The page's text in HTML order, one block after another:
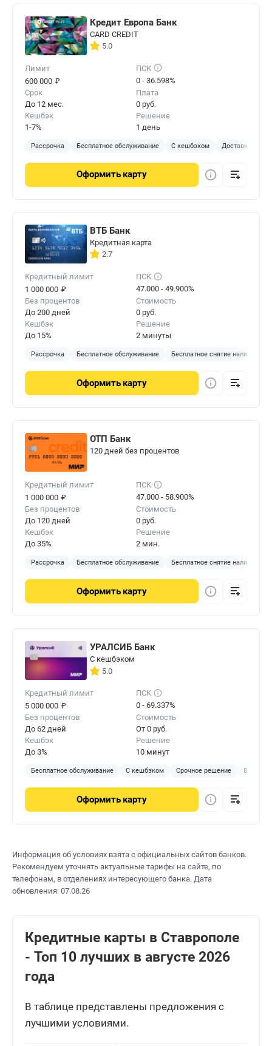
Кредит Европа Банк
CARD CREDIT
5.0
Лимит
600 000 ₽
ПСК
0 - 36.598%
Срок
До 12 мес.
Плата
0 руб.
Кешбэк
1-7%
Решение
1 день
Рассрочка Бесплатное обслуживание С кешбэком Доставка на
Оформить карту
ВТБ Банк
Кредитная карта
2.7
Кредитный лимит
1 000 000 ₽
ПСК
47.000 - 49.900%
Без процентов
До 200 дней
Стоимость
0 руб.
Кешбэк
До 15%
Решение
2 минуты
Рассрочка Бесплатное обслуживание Бесплатное снятие наличных
Оформить карту
ОТП Банк
120 дней без процентов
Кредитный лимит
1 000 000 ₽
ПСК
47.000 - 58.900%
Без процентов
До 120 дней
Стоимость
0 руб.
Кешбэк
До 35%
Решение
2 мин.
Рассрочка Бесплатное обслуживание Бесплатное снятие наличных
Оформить карту
УРАЛСИБ Банк
С кешбэком
5.0
Кредитный лимит
5 000 000 ₽
ПСК
0 - 69.337%
Без процентов
До 62 дней
Стоимость
От 0 руб.
Кешбэк
До 3%
Решение
10 минут
Бесплатное обслуживание С кешбэком Срочное решение В
Оформить карту
Информация об условиях взята с официальных сайтов банков.
Рекомендуем уточнять актуальные тарифы на сайте, по
телефонам, в отделениях интересующего банка. Дата
обновления: 07.08.26
Кредитные карты в Ставрополе
- Топ 10 лучших в августе 2026
года
В таблице представлены предложения с
лучшими условиями.